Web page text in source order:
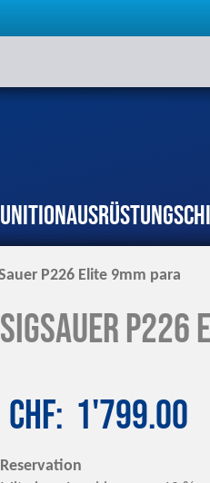
Ausrüstung
P226 Elite 9mm para
SigSauer P226
CHF 1'799.00
Reservation